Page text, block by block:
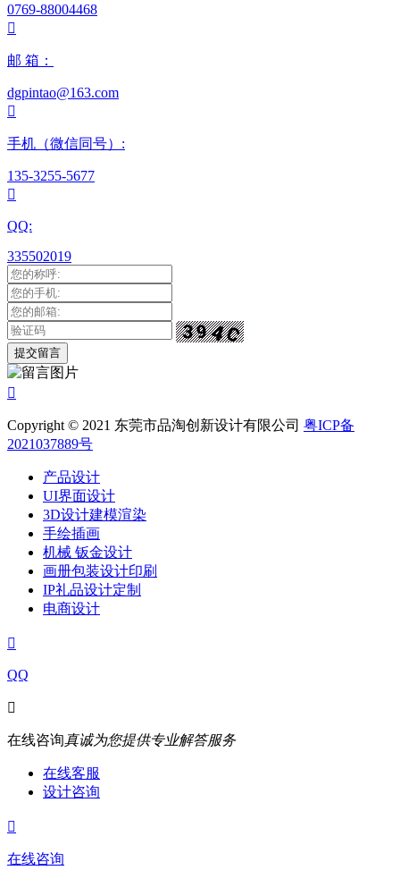
0769-88004468

邮 箱：
dgpintao@163.com

手机（微信同号）:
135-3255-5677

QQ:
335502019

Copyright © 2021 东莞市品淘创新设计有限公司 粤ICP备
2021037889号
产品设计
UI界面设计
3D设计建模渲染
手绘插画
机械 钣金设计
画册包装设计印刷
IP礼品设计定制
电商设计

QQ

在线咨询真诚为您提供专业解答服务
在线客服
设计咨询

在线咨询